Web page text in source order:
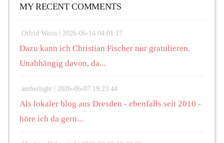
MY RECENT COMMENTS
Otfrid Weiss | 2026-06-14 04:01:17
Dazu kann ich Christian Fischer nur gratulieren.
Unabhängig davon, da...
amberlight | 2026-06-07 19:23:44
Als lokaler blog aus Dresden - ebenfalls seit 2010 -
höre ich da gern...